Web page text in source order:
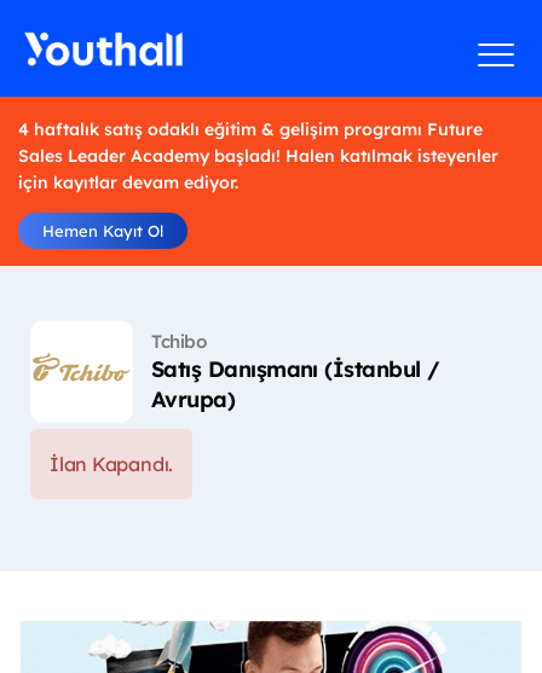
4 haftalık satış odaklı eğitim & gelişim programı Future
Sales Leader Academy başladı! Halen katılmak isteyenler
için kayıtlar devam ediyor.
Hemen Kayıt Ol
Tchibo
Satış Danışmanı (İstanbul /
Avrupa)
İlan Kapandı.